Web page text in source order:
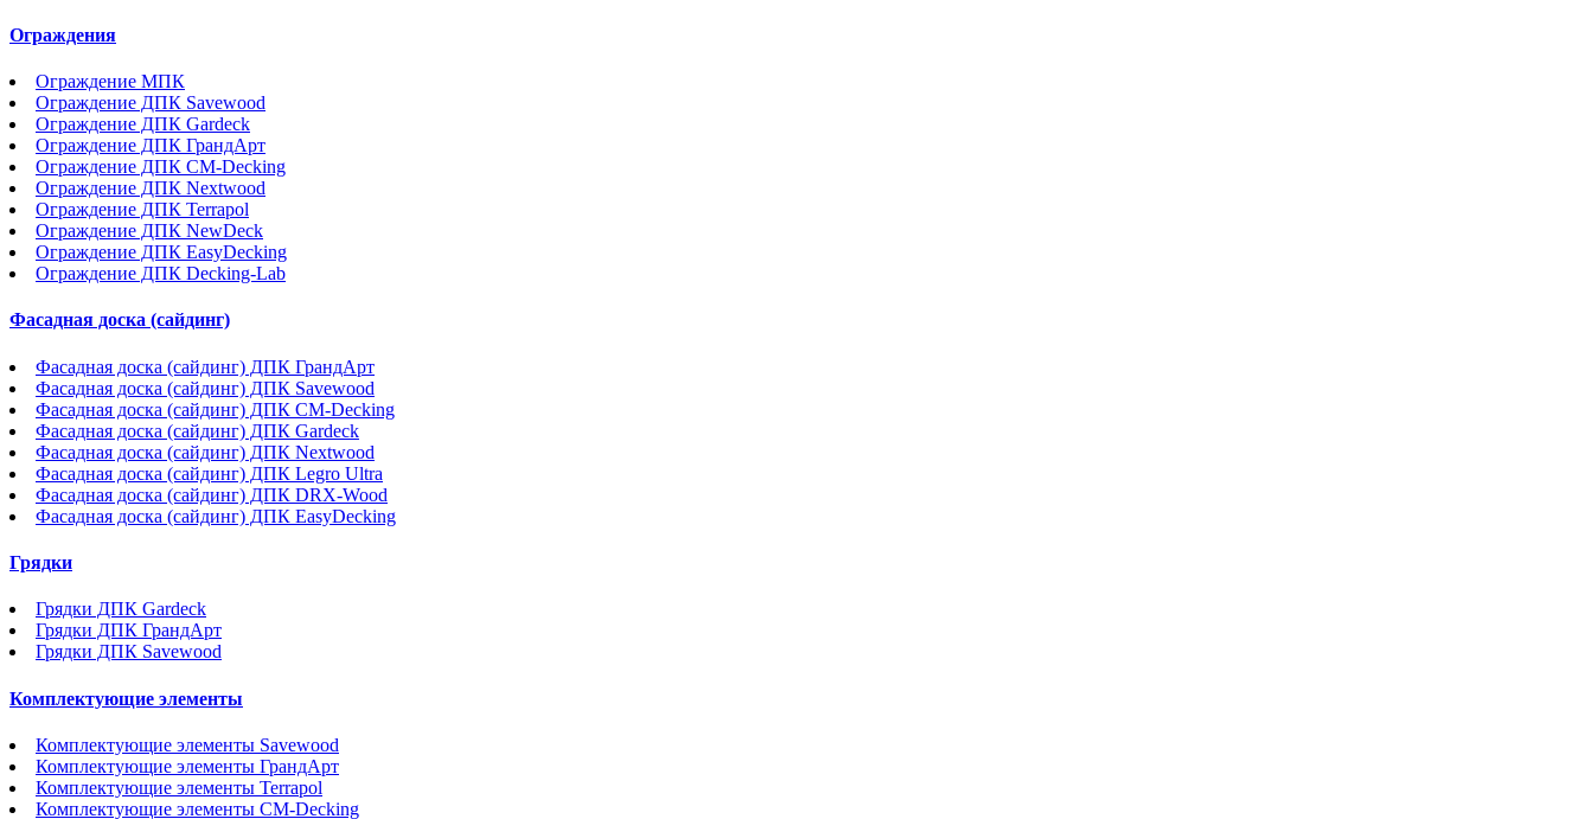
Ограждения
Ограждение МПК
Ограждение ДПК Savewood
Ограждение ДПК Gardeck
Ограждение ДПК ГрандАрт
Ограждение ДПК CM-Decking
Ограждение ДПК Nextwood
Ограждение ДПК Terrapol
Ограждение ДПК NewDeck
Ограждение ДПК EasyDecking
Ограждение ДПК Decking-Lab
Фасадная доска (сайдинг)
Фасадная доска (сайдинг) ДПК ГрандАрт
Фасадная доска (сайдинг) ДПК Savewood
Фасадная доска (сайдинг) ДПК CM-Decking
Фасадная доска (сайдинг) ДПК Gardeck
Фасадная доска (сайдинг) ДПК Nextwood
Фасадная доска (сайдинг) ДПК Legro Ultra
Фасадная доска (сайдинг) ДПК DRX-Wood
Фасадная доска (сайдинг) ДПК EasyDecking
Грядки
Грядки ДПК Gardeck
Грядки ДПК ГрандАрт
Грядки ДПК Savewood
Комплектующие элементы
Комплектующие элементы Savewood
Комплектующие элементы ГрандАрт
Комплектующие элементы Terrapol
Комплектующие элементы CM-Decking